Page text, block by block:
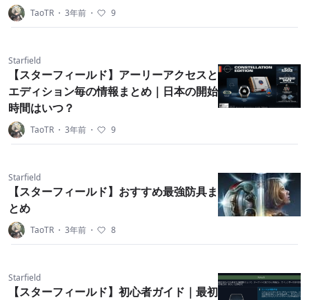
TaoTR ・ 3年前 ・ 9
Starfield
【スターフィールド】アーリーアクセスと
エディション毎の情報まとめ｜日本の開始
時間はいつ？
TaoTR ・ 3年前 ・ 9
Starfield
【スターフィールド】おすすめ最強防具ま
とめ
TaoTR ・ 3年前 ・ 8
Starfield
【スターフィールド】初心者ガイド｜最初